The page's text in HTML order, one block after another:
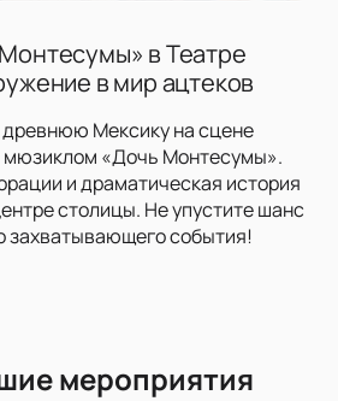
в Театре
в мир ацтеков
Мексику на сцене
мюзиклом «Дочь Монтесумы».
и драматическая история
столицы. Не упустите шанс
захватывающего события!
мероприятия